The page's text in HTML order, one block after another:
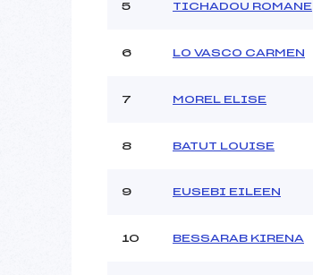
Pénalité appliquée :
5 TICHADOU ROMANE
6 LO VASCO CARMEN
7 MOREL ELISE
8 BATUT LOUISE
9 EUSEBI EILEEN
10 BESSARAB KIRENA